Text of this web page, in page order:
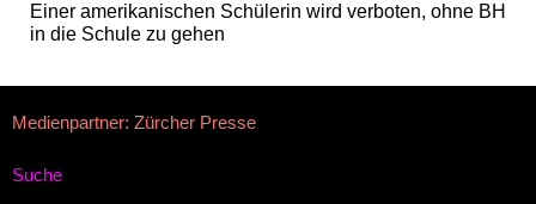
Einer amerikanischen Schülerin wird verboten, ohne BH
in die Schule zu gehen
Medienpartner: Zürcher Presse
Suche